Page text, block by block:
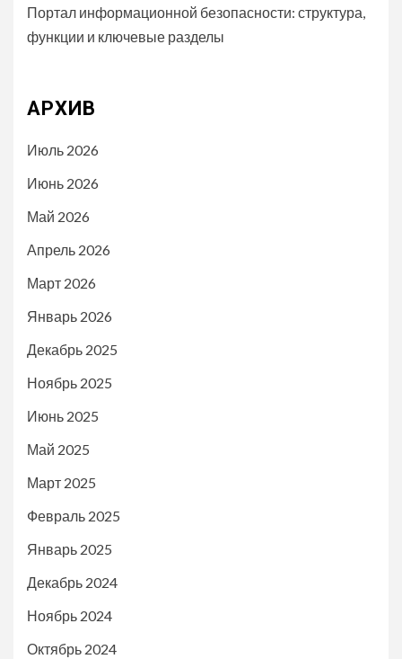
Портал информационной безопасности: структура,
функции и ключевые разделы
АРХИВ
Июль 2026
Июнь 2026
Май 2026
Апрель 2026
Март 2026
Январь 2026
Декабрь 2025
Ноябрь 2025
Июнь 2025
Май 2025
Март 2025
Февраль 2025
Январь 2025
Декабрь 2024
Ноябрь 2024
Октябрь 2024